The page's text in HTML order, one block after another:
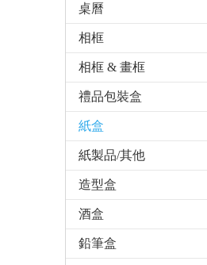
桌曆
相框
相框 & 畫框
禮品包裝盒
紙盒
紙製品/其他
造型盒
酒盒
鉛筆盒